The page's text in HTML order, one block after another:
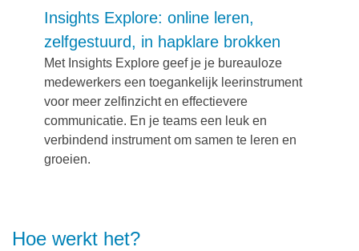
Insights Explore: online leren,
zelfgestuurd, in hapklare brokken
Met Insights Explore geef je je bureauloze
medewerkers een toegankelijk leerinstrument
voor meer zelfinzicht en effectievere
communicatie. En je teams een leuk en
verbindend instrument om samen te leren en
groeien.
Hoe werkt het?